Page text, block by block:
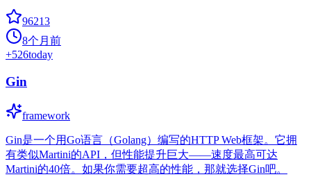
96213
8个月前
+526today
Gin
framework
Gin是一个用Go语言（Golang）编写的HTTP Web框架。它拥
有类似Martini的API，但性能提升巨大——速度最高可达
Martini的40倍。如果你需要超高的性能，那就选择Gin吧。